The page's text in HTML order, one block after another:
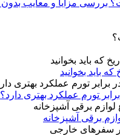
تورم عملکرد بهتری دارد؟
برقی آشپزخانه